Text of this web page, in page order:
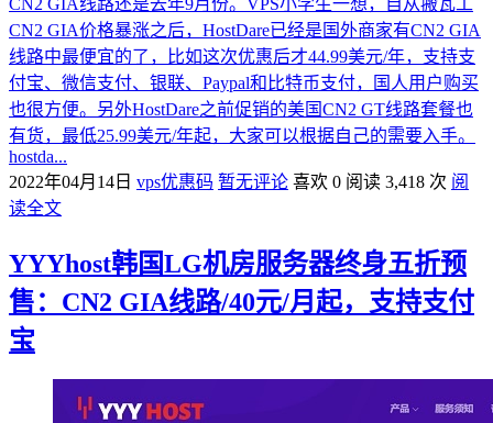
CN2 GIA价格暴涨之后，HostDare已经是国外商家有CN2 GIA
线路中最便宜的了，比如这次优惠后才44.99美元/年，支持支
付宝、微信支付、银联、Paypal和比特币支付，国人用户购买
也很方便。另外HostDare之前促销的美国CN2 GT线路套餐也
有货，最低25.99美元/年起，大家可以根据自己的需要入手。
hostda...
2022年04月14日 vps优惠码 暂无评论 喜欢 0 阅读 3,418 次 阅
读全文
YYYhost韩国LG机房服务器终身五折预
售：CN2 GIA线路/40元/月起，支持支付
宝